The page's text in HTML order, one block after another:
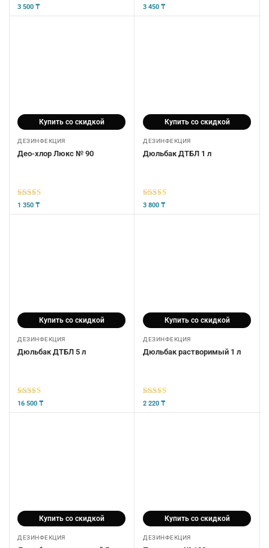
5 из 5
3 500 ₸ 5 из 5
3 450 ₸
Купить со скидкой
ДЕЗИНФЕКЦИЯ
Део-хлор Люкс № 90
5 из 5
1 350 ₸
Купить со скидкой
ДЕЗИНФЕКЦИЯ
Дюльбак ДТБЛ 1 л
5 из 5
3 800 ₸
Купить со скидкой
ДЕЗИНФЕКЦИЯ
Дюльбак ДТБЛ 5 л
5из 5
16 500 ₸
Купить со скидкой
ДЕЗИНФЕКЦИЯ
Дюльбак растворимый 1 л
5 из 5
2 220 ₸
Купить со скидкой
ДЕЗИНФЕКЦИЯ
Купить со скидкой
ДЕЗИНФЕКЦИЯ